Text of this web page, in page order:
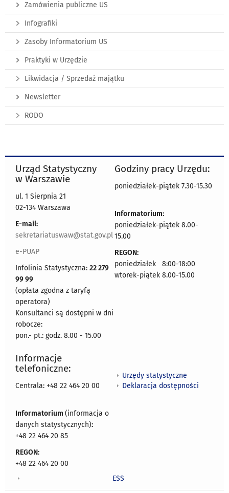
Zamówienia publiczne US
Infografiki
Zasoby Informatorium US
Praktyki w Urzędzie
Likwidacja / Sprzedaż majątku
Newsletter
RODO
Urząd Statystyczny
w Warszawie
ul. 1 Sierpnia 21
02-134 Warszawa
E-mail:
sekretariatuswaw@stat.gov.pl
e-PUAP
Infolinia Statystyczna: 22 279
99 99
(opłata zgodna z taryfą
operatora)
Konsultanci są dostępni w dni
robocze:
pon.- pt.: godz. 8.00 - 15.00
Godziny pracy Urzędu:
poniedziałek-piątek 7.30-15.30
Informatorium:
poniedziałek-piątek 8.00-
15.00
REGON:
poniedziałek 8:00-18:00
wtorek-piątek 8.00-15.00
Informacje
telefoniczne:
Centrala: +48 22 464 20 00
Informatorium (informacja o
danych statystycznych):
+48 22 464 20 85
REGON:
+48 22 464 20 00
Urzędy statystyczne
Deklaracja dostępności
ESS